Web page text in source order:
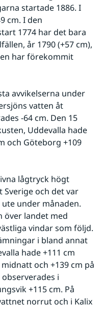
startade 1886. I
cm. I den
1774 har det bara
år 1790 (+57 cm),
har förekommit
avvikelserna under
vatten åt
-64 cm. Den 15
Uddevalla hade
och Göteborg +109
lågtryck högt
och det var
under månaden.
över landet med
vindar som följd.
i bland annat
hade +111 cm
och +139 cm på
i
+115 cm. På
norrut och i Kalix